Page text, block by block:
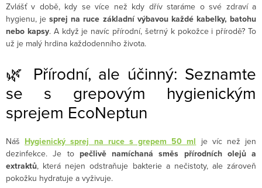
Zvlášť v době, kdy se více než kdy dřív staráme o své zdraví a
hygienu, jesprej na ruce základní výbavou každé kabelky, batohu
nebo kapsy. A když je navíc přírodní, šetrný k pokožce i přírodě? To
už je malý hrdina každodenního života.
🌿 Přírodní, ale účinný: Seznamte
se s grepovým hygienickým
sprejem EcoNeptun
Náš Hygienický sprej na ruce s grepem 50 ml je víc než jen
dezinfekce. Je to pečlivě namíchaná směs přírodních olejů a
extraktů, která nejen odstraňuje bakterie a nečistoty, ale zároveň
pokožku hydratuje a vyživuje.